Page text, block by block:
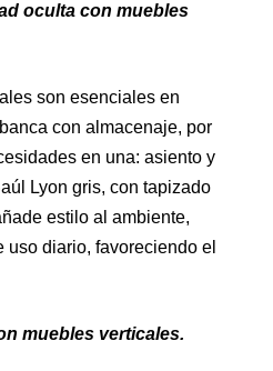
oculta con muebles
son esenciales en
con almacenaje, por
en una: asiento y
Lyon gris, con tapizado
estilo al ambiente,
uso diario, favoreciendo el
muebles verticales.